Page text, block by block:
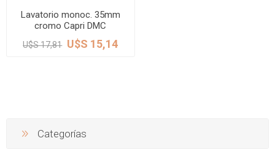
Lavatorio monoc. 35mm
cromo Capri DMC
U$S 17,81 U$S 15,14
Categorías